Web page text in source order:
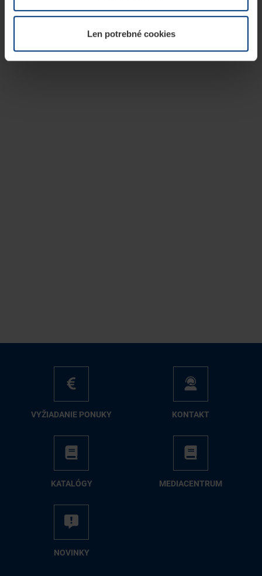
kedykoľvek zmeniť alebo odvolať vo vysvetlení cookie
našej webovej stránky.Len potrebné cookies
VY­ŽIA­DA­NIE PO­NU­KY KON­TAKT
KA­TA­LÓ­GY ME­DIA­CEN­TRUM
NO­VIN­KY